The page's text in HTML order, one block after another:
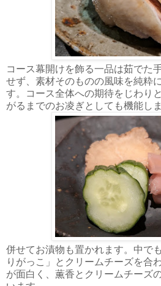
コース幕開けを飾る一品は茹でた
せず、素材そのものの風味を純粋
す。コース全体への期待をじわり
がるまでのお凌ぎとしても機能しま
併せてお漬物も置かれます。中で
りがっこ」とクリームチーズを合
が面白く、薫香とクリームチーズ